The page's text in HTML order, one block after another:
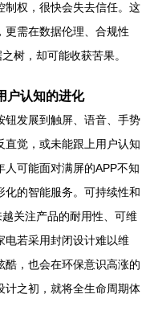
制权，很快会失去信任。这
更需在数据伦理、合规性
树，却可能收获苦果。
户认知的进化
钮发展到触屏、语音、手势
直觉，或未能跟上用户认知
可能面对满屏的APP不知
化的智能服务。可持续性和
关注产品的耐用性、可维
电若采用封闭设计难以维
酷，也会在环保意识高涨的
计之初，就将全生命周期体